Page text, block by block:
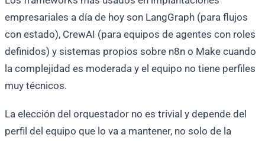
empresariales a día de hoy son LangGraph (para flujos
con estado), CrewAI (para equipos de agentes con roles
definidos) y sistemas propios sobre n8n o Make cuando
la complejidad es moderada y el equipo no tiene perfiles
muy técnicos.
La elección del orquestador no es trivial y depende del
perfil del equipo que lo va a mantener, no solo de la